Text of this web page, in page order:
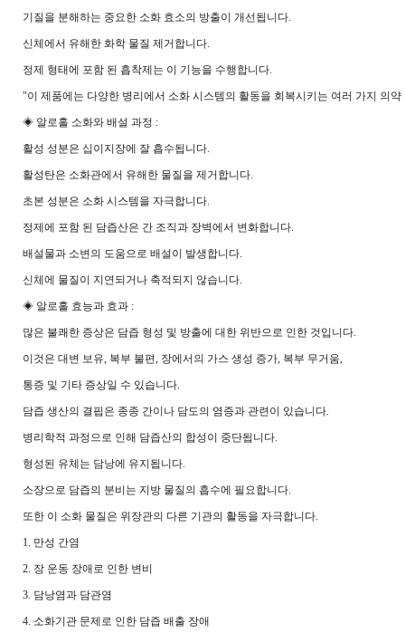
기질을 분해하는 중요한 소화 효소의 방출이 개선됩니다.
신체에서 유해한 화학 물질 제거합니다.
정제 형태에 포함 된 흡착제는 이 기능을 수행합니다.
"이 제품에는 다양한 병리에서 소화 시스템의 활동을 회복시키는 여러 가지 의
◈ 알로홀 소화와 배설 과정 :
활성 성분은 십이지장에 잘 흡수됩니다.
활성탄은 소화관에서 유해한 물질을 제거합니다.
초본 성분은 소화 시스템을 자극합니다.
정제에 포함 된 담즙산은 간 조직과 장벽에서 변화합니다.
배설물과 소변의 도움으로 배설이 발생합니다.
신체에 물질이 지연되거나 축적되지 않습니다.
◈ 알로홀 효능과 효과 :
많은 불쾌한 증상은 담즙 형성 및 방출에 대한 위반으로 인한 것입니다.
이것은 대변 보유, 복부 불편, 장에서의 가스 생성 증가, 복부 무거움,
통증 및 기타 증상일 수 있습니다.
담즙 생산의 결핍은 종종 간이나 담도의 염증과 관련이 있습니다.
병리학적 과정으로 인해 담즙산의 합성이 중단됩니다.
형성된 유체는 담낭에 유지됩니다.
소장으로 담즙의 분비는 지방 물질의 흡수에 필요합니다.
또한 이 소화 물질은 위장관의 다른 기관의 활동을 자극합니다.
1. 만성 간염
2. 장 운동 장애로 인한 변비
3. 담낭염과 담관염
4. 소화기관 문제로 인한 담즙 배출 장애